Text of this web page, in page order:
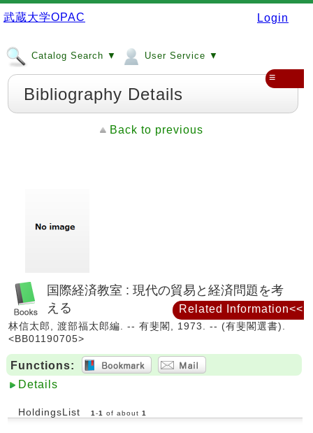
武蔵大学OPAC Login
Catalog Search ▼ User Service ▼
≡
Bibliography Details
Back to previous
国際経済教室 : 現代の貿易と経済問題を考
える
林信太郎, 渡部福太郎編. -- 有斐閣, 1973. -- (有斐閣選書).
<BB01190705>
Functions:
Details
HoldingsList 1 -1 of about 1
Related Information<<